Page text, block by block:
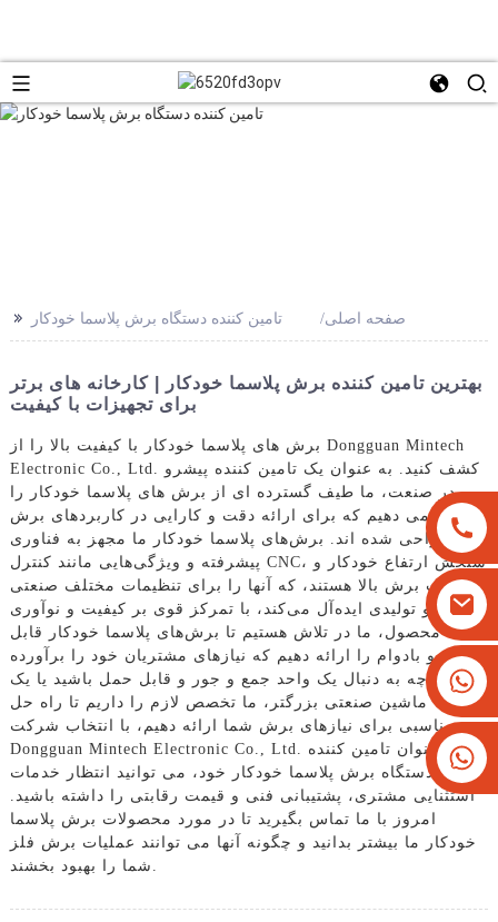
+8613825779334
+16266628193
>> صفحه اصلی تامین کننده دستگاه برش پلاسما خودکار
بهترین تامین کننده برش پلاسما خودکار | کارخانه های برتر
برای تجهیزات با کیفیت
برش های پلاسما خودکار با کیفیت بالا را از Dongguan Mintech
Electronic Co., Ltd. کشف کنید. به عنوان یک تامین کننده پیشرو
در صنعت، ما طیف گسترده ای از برش های پلاسما خودکار را
ارائه می دهیم که برای ارائه دقت و کارایی در کاربردهای برش
فلز طراحی شده اند. برش‌های پلاسما خودکار ما مجهز به فناوری
پیشرفته و ویژگی‌هایی مانند کنترل CNC، سنجش ارتفاع خودکار و
سرعت برش بالا هستند، که آنها را برای تنظیمات مختلف صنعتی
و تولیدی ایده‌آل می‌کند، با تمرکز قوی بر کیفیت و نوآوری
محصول، ما در تلاش هستیم تا برش‌های پلاسما خودکار قابل
اعتماد و بادوام را ارائه دهیم که نیازهای مشتریان خود را برآورده
کند. چه به دنبال یک واحد جمع و جور و قابل حمل باشید یا یک
ماشین صنعتی بزرگتر، ما تخصص لازم را داریم تا راه حل
مناسبی برای نیازهای برش شما ارائه دهیم، با انتخاب شرکت
Dongguan Mintech Electronic Co., Ltd. به عنوان تامین کننده
دستگاه برش پلاسما خودکار خود، می توانید انتظار خدمات
استثنایی مشتری، پشتیبانی فنی و قیمت رقابتی را داشته باشید.
امروز با ما تماس بگیرید تا در مورد محصولات برش پلاسما
خودکار ما بیشتر بدانید و چگونه آنها می توانند عملیات برش فلز